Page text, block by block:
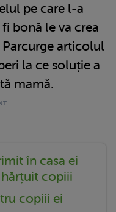
pe care l-a
bonă le va crea
articolul
la ce soluție a
mamă.
în casa ei
copiii
copiii ei